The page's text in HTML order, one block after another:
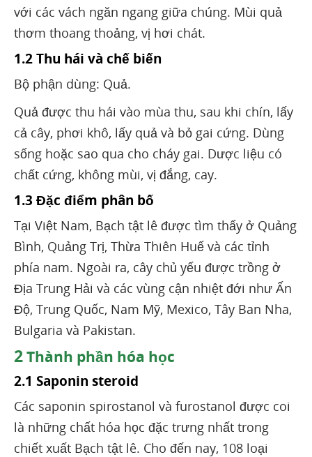
với các vách ngăn ngang giữa chúng. Mùi quả
thơm thoang thoảng, vị hơi chát.
1.2 Thu hái và chế biến
Bộ phận dùng: Quả.
Quả được thu hái vào mùa thu, sau khi chín, lấy
cả cây, phơi khô, lấy quả và bỏ gai cứng. Dùng
sống hoặc sao qua cho cháy gai. Dược liệu có
chất cứng, không mùi, vị đắng, cay.
1.3 Đặc điểm phân bố
Tại Việt Nam, Bạch tật lê được tìm thấy ở Quảng
Bình, Quảng Trị, Thừa Thiên Huế và các tỉnh
phía nam. Ngoài ra, cây chủ yếu được trồng ở
Địa Trung Hải và các vùng cận nhiệt đới như Ấn
Độ, Trung Quốc, Nam Mỹ, Mexico, Tây Ban Nha,
Bulgaria và Pakistan.
2Thành phần hóa học
2.1 Saponin steroid
Các saponin spirostanol và furostanol được coi
là những chất hóa học đặc trưng nhất trong
chiết xuất Bạch tật lê. Cho đến nay, 108 loại